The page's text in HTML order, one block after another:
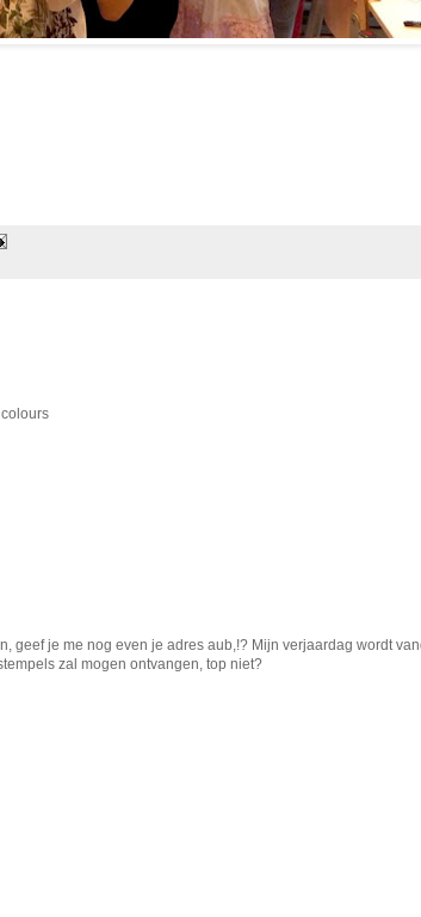
geef je me nog even je adres aub,!? Mijn verjaardag wordt
zal mogen ontvangen, top niet?